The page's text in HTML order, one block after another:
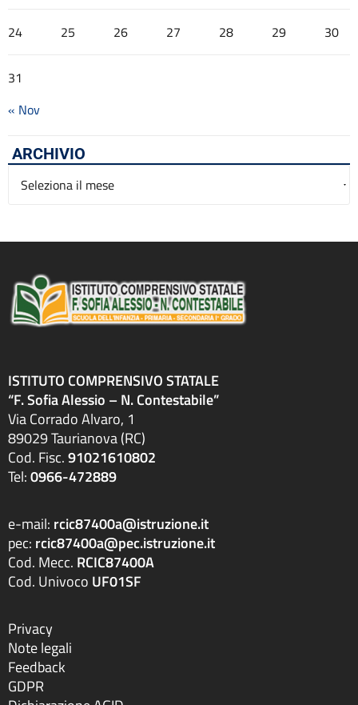
24 25 26 27 28 29 30
31
« Nov
ARCHIVIO
Archivio
ISTITUTO COMPRENSIVO STATALE
“F. Sofia Alessio – N. Contestabile”
Via Corrado Alvaro, 1
89029 Taurianova (RC)
Cod. Fisc.91021610802
Tel:0966-472889
e-mail: rcic87400a@istruzione.it
pec: rcic87400a@pec.istruzione.it
Cod. Mecc. RCIC87400A
Cod. Univoco UF01SF
Privacy
Note legali
Feedback
GDPR